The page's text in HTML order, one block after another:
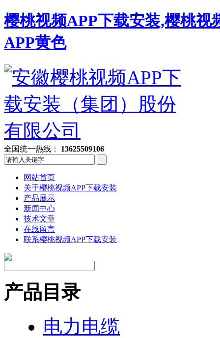
樱桃视频APP下载安装,樱桃
APP黄色
全国统一热线： 13625509106
网站首页
关于樱桃视频APP下载安装
产品展示
新闻中心
技术文章
在线留言
联系樱桃视频APP下载安装
产品目录
电力电缆